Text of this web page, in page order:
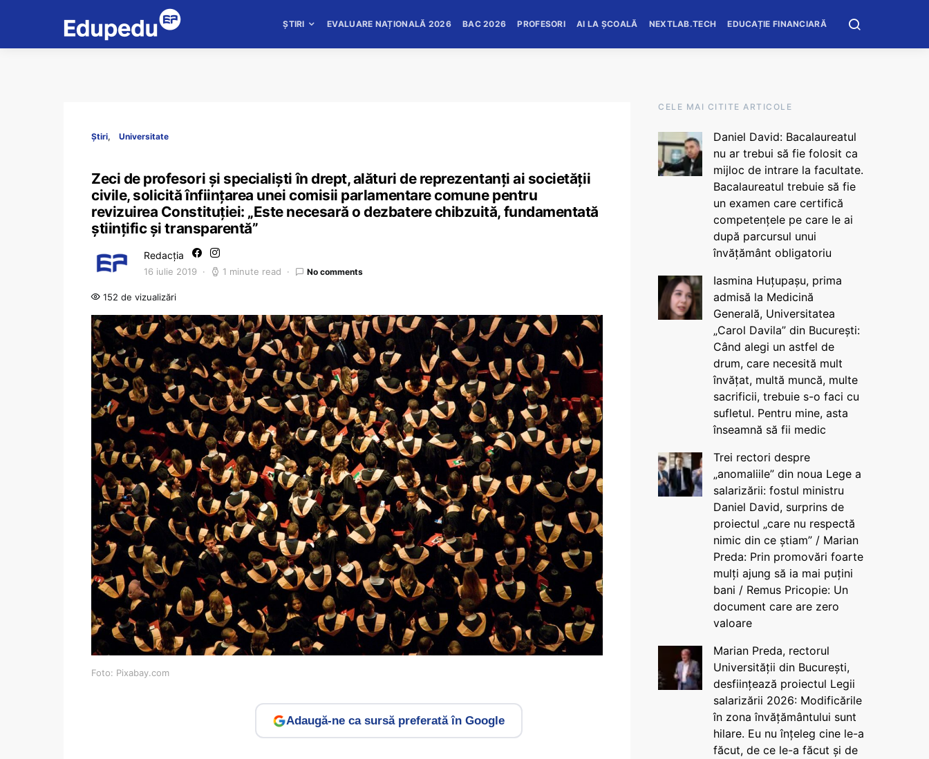
ȘTIRI EVALUARE NAȚIONALĂ 2026 BAC 2026 PROFESORI AI LA ȘCOALĂ NEXTLAB.TECH EDUCAȚIE FINANCIARĂ
Știri Universitate
Zeci de profesori și specialiști în drept, alături de reprezentanți ai societății
civile, solicită înființarea unei comisii parlamentare comune pentru
revizuirea Constituției: „Este necesară o dezbatere chibzuită, fundamentată
științific și transparentă”
Redacția
16 iulie 2019 1 minute read No comments
152 de vizualizări
Foto: Pixabay.com
Adaugă-ne ca sursă preferată în Google
CELE MAI CITITE ARTICOLE
Daniel David: Bacalaureatul
nu ar trebui să fie folosit ca
mijloc de intrare la facultate.
Bacalaureatul trebuie să fie
un examen care certifică
competențele pe care le ai
după parcursul unui
învățământ obligatoriu
Iasmina Huțupașu, prima
admisă la Medicină
Generală, Universitatea
„Carol Davila” din București:
Când alegi un astfel de
drum, care necesită mult
învățat, multă muncă, multe
sacrificii, trebuie s-o faci cu
sufletul. Pentru mine, asta
înseamnă să fii medic
Trei rectori despre
„anomaliile” din noua Lege a
salarizării: fostul ministru
Daniel David, surprins de
proiectul „care nu respectă
nimic din ce știam” / Marian
Preda: Prin promovări foarte
mulți ajung să ia mai puțini
bani / Remus Pricopie: Un
document care are zero
valoare
Marian Preda, rectorul
Universității din București,
desființează proiectul Legii
salarizării 2026: Modificările
în zona învățământului sunt
hilare. Eu nu înțeleg cine le-a
făcut, de ce le-a făcut și de